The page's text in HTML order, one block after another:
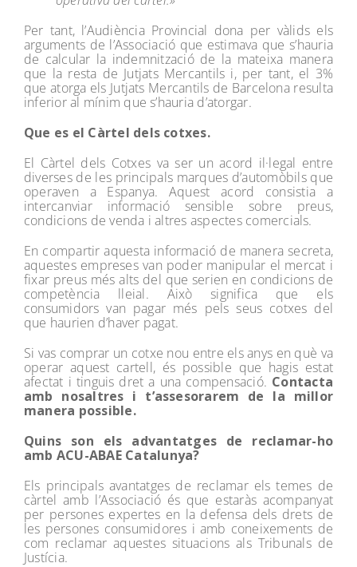
Per tant, l’Audiència Provincial dona per vàlids els
arguments de l’Associació que estimava que s’hauria
de calcular la indemnització de la mateixa manera
que la resta de Jutjats Mercantils i, per tant, el 3%
que atorga els Jutjats Mercantils de Barcelona resulta
inferior al mínim que s’hauria d’atorgar.
Que es el Càrtel dels cotxes.
El Càrtel dels Cotxes va ser un acord il·legal entre
diverses de les principals marques d’automòbils que
operaven a Espanya. Aquest acord consistia a
intercanviar informació sensible sobre preus,
condicions de venda i altres aspectes comercials.
En compartir aquesta informació de manera secreta,
aquestes empreses van poder manipular el mercat i
fixar preus més alts del que serien en condicions de
competència lleial. Això significa que els
consumidors van pagar més pels seus cotxes del
que haurien d’haver pagat.
Si vas comprar un cotxe nou entre els anys en què va
operar aquest cartell, és possible que hagis estat
afectat i tinguis dret a una compensació. Contacta
amb nosaltres i t’assesorarem de la millor
manera possible.
Quins son els advantatges de reclamar-ho
amb ACU-ABAE Catalunya?
Els principals avantatges de reclamar els temes de
càrtel amb l’Associació és que estaràs acompanyat
per persones expertes en la defensa dels drets de
les persones consumidores i amb coneixements de
com reclamar aquestes situacions als Tribunals de
Justícia.